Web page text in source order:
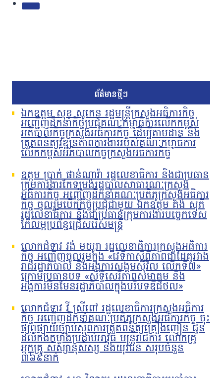
ព័ត៌មានថ្មីៗ
ឯកឧត្តម សុខ សូកេន រដ្ឋមន្រ្តីក្រសួងអធិការកិច្ច
អញ្ជើញដឹកនាំកិច្ចប្រជុំគណៈកម្មាធិការលើកកម្ពស់
អភិបាលកិច្ចក្រសួងអធិការកិច្ច ដើម្បីតាមដាន និង
ត្រួតពិនិត្យវឌ្ឍនភាពការងាររបស់គណៈកម្មាធិការ
លើកកម្ពស់អភិបាលកិច្ចក្រសួងអធិការកិច្ច
ឧត្តម ប្រាក់ ផាន់ណារ៉ា រដ្ឋលេខាធិការ និងជាប្រធាន
ក្រុមការងារកែទម្រង់រដ្ឋបាលសាធារណៈក្រសួង
អធិការកិច្ច អញ្ជើញដឹកនាំគណៈប្រតិភូក្រសួងអធិការ
កិច្ច ចូលរួមបើកកិច្ចប្រជុំជាមួយ ឯកឧត្តម គង់ សុភី
រដ្ឋលេខាធិការ និងជាប្រធានក្រុមការងារបច្ចេកទេស
កែលម្អប្រព័ន្ធជ្រើសរើសមន្រ្តី
លោកជំទាវ វង់ មយូរា រដ្ឋលេខាធិការក្រសួងអធិការ
កិច្ច អញ្ជើញចូលរួមក្នុង «វេទិកាស្តីពីភាពជាដៃគូរវាង
រាជរដ្ឋាភិបាល និងអង្គការសង្គមស៊ីវិល លើកទី៧»
ក្រោមប្រធានបទ «សិទ្ធិសេរីភាពសមាគម និង
អង្គការមិនមែនរដ្ឋាភិបាលក្នុងបរិបទឌីជីថល»
លោកជំទាវ វី ស្រីពៅ រដ្ឋលេខាធិការក្រសួងអធិការ
កិច្ច អញ្ជើញដឹកនាំគណៈប្រតិភូក្រសួងអធិការកិច្ច ចុះ
ផ្សព្វផ្សាយច្បាប់ស្តីពីការត្រួតពិនិត្យគ្រឿងញៀន ជូន
ដល់កងកម្លាំងប្រដាប់អាវុធ មន្រ្តីរាជការ លោកគ្រូ
អ្នកគ្រូ សិស្សានុសិស្ស និងយុវជន សរុបចំនួន
៣៦៩នាក់